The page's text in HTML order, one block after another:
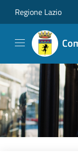
Regione Lazio